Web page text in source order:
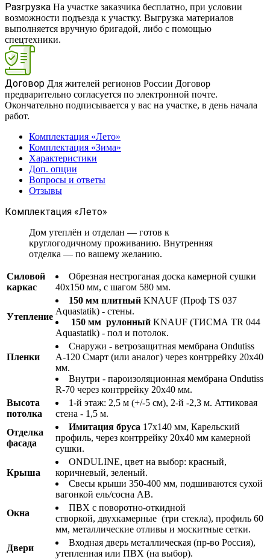
Разгрузка На участке заказчика бесплатно, при условии
возможности подъезда к участку. Выгрузка материалов
выполняется вручную бригадой, либо с помощью
спецтехники.
Договор Для жителей регионов России Договор
предварительно согласуется по электронной почте.
Окончательно подписывается у вас на участке, в день начала
работ.
Комплектация «Лето»
Комплектация «Зима»
Характеристики
Доп. опции
Вопросы и ответы
Отзывы
Комплектация «Лето»
Дом утеплён и отделан — готов к
круглогодичному проживанию. Внутренняя
отделка — по вашему желанию.
Силовой
каркас
Обрезная нестроганая доска камерной сушки
40х150 мм, с шагом 580 мм.
Утепление
150 мм плитный KNAUF (Проф TS 037
Aquastatik) - стены.
150 мм рулонный KNAUF (ТИСМА TR 044
Aquastatik) - пол и потолок.
Пленки
Снаружи - ветрозащитная мембрана Ondutiss
A-120 Смарт (или аналог) через контррейку 20х40
мм.
Внутри - пароизоляционная мембрана Ondutiss
R-70 через контррейку 20х40 мм.
Высота
потолка
1-й этаж: 2,5 м (+/-5 см), 2-й -2,3 м. Аттиковая
стена - 1,5 м.
Отделка
фасада
Имитация бруса 17х140 мм, Карельский
профиль, через контррейку 20х40 мм камерной
сушки.
Крыша
ONDULINE, цвет на выбор: красный,
коричневый, зеленый.
Свесы крыши 350-400 мм, подшиваются сухой
вагонкой ель/сосна АВ.
Окна
ПВХ с поворотно-откидной
створкой, двухкамерные (три стекла), профиль 60
мм, металлические отливы и москитные сетки.
Двери
Входная дверь металлическая (пр-во Россия),
утепленная или ПВХ (на выбор).